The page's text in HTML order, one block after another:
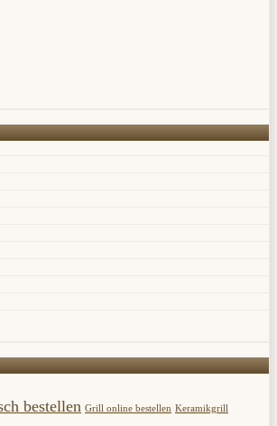
bestellen Grill online bestellen Keramikgrill